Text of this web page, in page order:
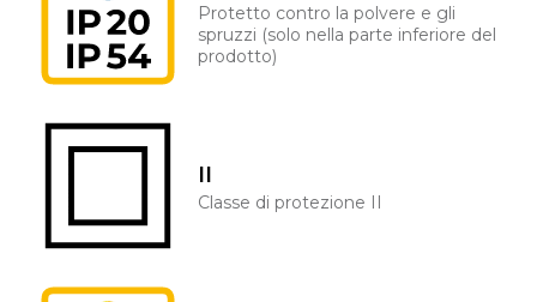
Protetto contro la polvere e gli
spruzzi (solo nella parte inferiore del
prodotto)
II
Classe di protezione II